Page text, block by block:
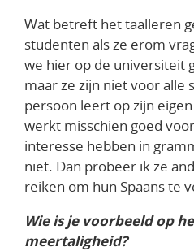
Wat betreft het taalleren
studenten als ze erom
we hier op de universiteit
maar ze zijn niet voor alle
persoon leert op zijn
werkt misschien goed
interesse hebben in
niet. Dan probeer ik ze
reiken om hun Spaans te
Wie is je voorbeeld op
meertaligheid?